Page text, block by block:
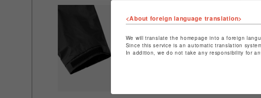
<About foreign language translation>
We will translate the homepage into a foreign
Since this service is an automatic translation
In addition, we do not take any responsibility for